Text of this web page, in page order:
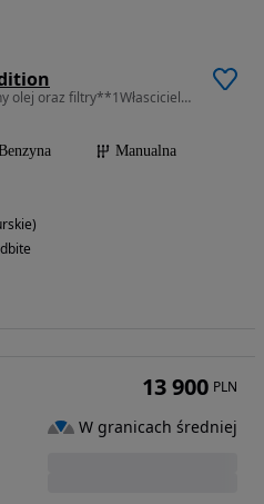
1242 cm3 • 82 KM • **Wymieniony olej oraz filtry**1Własciciel**Nowe opony** **
Manualna
13 900 PLN
W granicach średniej